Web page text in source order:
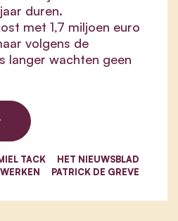
duren.
met 1,7 miljoen euro
volgens de
langer wachten geen
TACK
HET NIEUWSBLAD
PATRICK DE GREVE